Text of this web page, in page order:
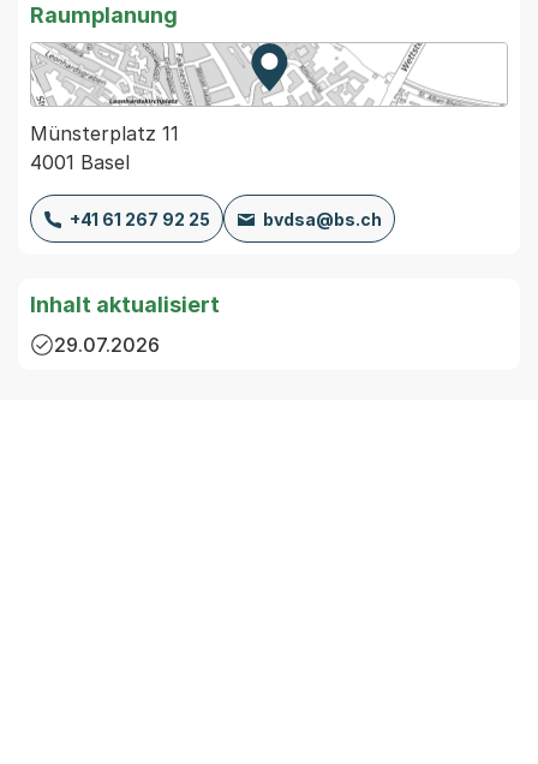
Raumplanung
Zur Karte von MapBS.
Externer Link, wird in einem
Münsterplatz 11
4001 Basel
+41 61 267 92 25 bvdsa@bs.ch
Inhalt aktualisiert
29.07.2026